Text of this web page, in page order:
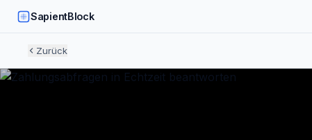
SapientBlock
Zurück